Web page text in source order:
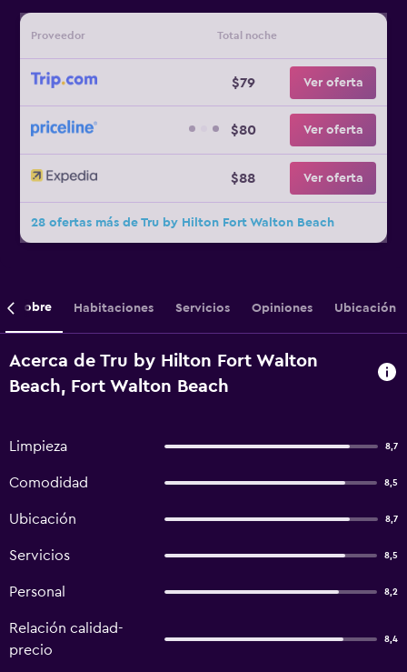
Proveedor Total noche
$79 Ver oferta
$80 Ver oferta
$88 Ver oferta
28 ofertas más de Tru by Hilton Fort Walton Beach
Sobre Habitaciones Servicios Opiniones Ubicación
Acerca de Tru by Hilton Fort Walton
Beach, Fort Walton Beach
Limpieza 8,7
Comodidad 8,5
Ubicación 8,7
Servicios 8,5
Personal 8,2
Relación calidad-
precio
8,4